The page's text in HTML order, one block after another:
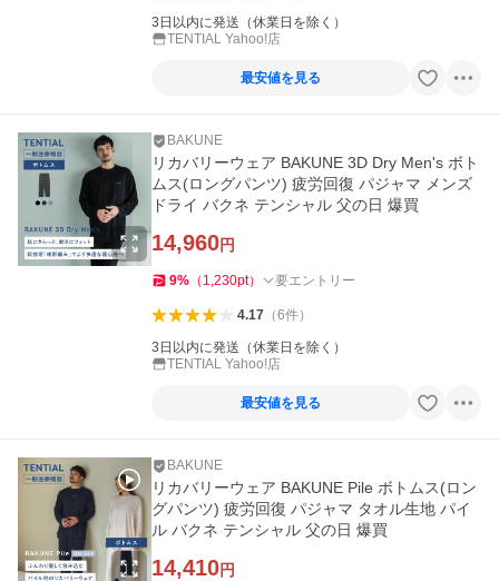
3日以内に発送（休業日を除く）
TENTIAL Yahoo!店
最安値を見る
BAKUNE
リカバリーウェア BAKUNE 3D Dry Men's ボト
ムス(ロングパンツ) 疲労回復 パジャマ メンズ
ドライ バクネ テンシャル 父の日 爆買
14,960円
9% （ 1,230pt） 要エントリー
4.17（6件）
3日以内に発送（休業日を除く）
TENTIAL Yahoo!店
最安値を見る
BAKUNE
リカバリーウェア BAKUNE Pile ボトムス(ロン
グパンツ) 疲労回復 パジャマ タオル生地 パイ
ル バクネ テンシャル 父の日 爆買
14,410円